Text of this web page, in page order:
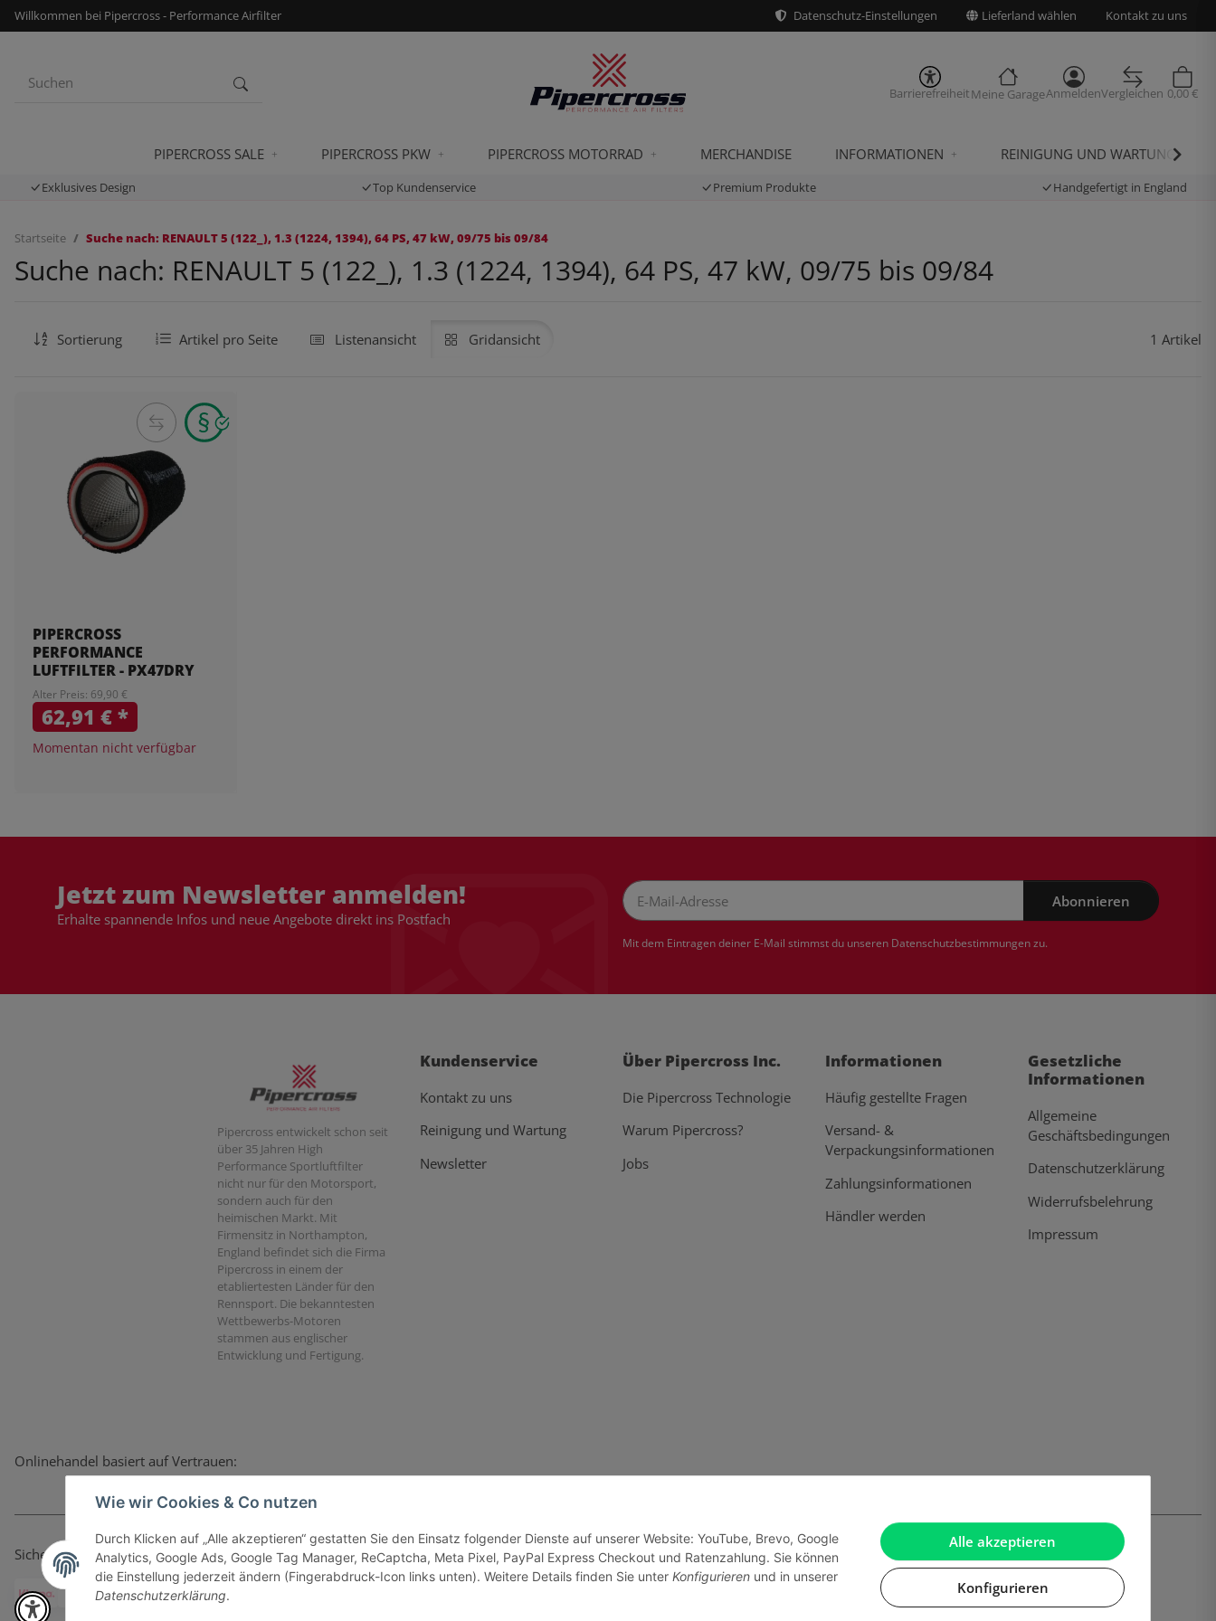
Alle akzeptieren
Konfigurieren
Wie wir Cookies & Co nutzen
Durch Klicken auf „Alle akzeptieren“ gestatten Sie den Einsatz folgender Dienste auf unserer Website: YouTube, Brevo, Google
Analytics, Google Ads, Google Tag Manager, ReCaptcha, Meta Pixel, PayPal Express Checkout und Ratenzahlung. Sie können
die Einstellung jederzeit ändern (Fingerabdruck-Icon links unten). Weitere Details finden Sie unter Konfigurieren und in unserer
Datenschutzerklärung.
Willkommen bei Pipercross - Performance Airfilter Datenschutz-Einstellungen Lieferland wählen Kontakt zu uns
BarrierefreiheitMeine GarageAnmeldenVergleichen 0,00 €
PIPERCROSS SALE PIPERCROSS PKW PIPERCROSS MOTORRAD MERCHANDISE INFORMATIONEN REINIGUNG UND WARTUNG
Exklusives Design Top Kundenservice Premium Produkte Handgefertigt in England
Startseite Suche nach: RENAULT 5 (122_), 1.3 (1224, 1394), 64 PS, 47 kW, 09/75 bis 09/84
Suche nach: RENAULT 5 (122_), 1.3 (1224, 1394), 64 PS, 47 kW, 09/75 bis 09/84
Sortierung Artikel pro Seite Listenansicht Gridansicht 1 Artikel
PIPERCROSS
PERFORMANCE
LUFTFILTER - PX47DRY
Alter Preis: 69,90 €
62,91 €*
Momentan nicht verfügbar
Jetzt zum Newsletter anmelden!
Erhalte spannende Infos und neue Angebote direkt ins Postfach
Abonnieren
Mit dem Eintragen deiner E-Mail stimmst du unseren Datenschutzbestimmungenzu.
Pipercross entwickelt schon seit
über 35 Jahren High
Performance Sportluftfilter
nicht nur für den Motorsport,
sondern auch für den
heimischen Markt. Mit
Firmensitz in Northampton,
England befindet sich die Firma
Pipercross in einem der
etabliertesten Länder für den
Rennsport. Die bekanntesten
Wettbewerbs-Motoren
stammen aus englischer
Entwicklung und Fertigung.
Kundenservice
Kontakt zu uns
Reinigung und Wartung
Newsletter
Über Pipercross Inc.
Die Pipercross Technologie
Warum Pipercross?
Jobs
Informationen
Häufig gestellte Fragen
Versand- &
Verpackungsinformationen
Zahlungsinformationen
Händler werden
Gesetzliche
Informationen
Allgemeine
Geschäftsbedingungen
Datenschutzerklärung
Widerrufsbelehrung
Impressum
Onlinehandel basiert auf Vertrauen:
Sicher bezahlen via: